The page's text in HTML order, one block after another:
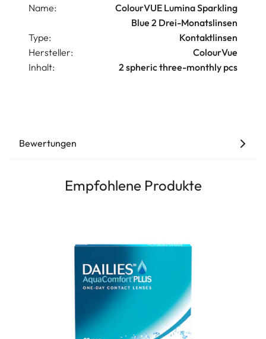
Name:
ColourVUE Lumina Sparkling
Blue 2 Drei-Monatslinsen
Type:
Kontaktlinsen
Hersteller:
ColourVue
Inhalt:
2 spheric three-monthly pcs
Bewertungen
Empfohlene Produkte